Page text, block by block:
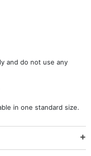
and do not use any
in one standard size.